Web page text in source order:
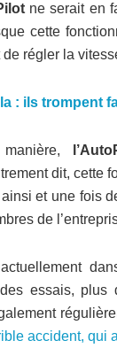
ne serait en
cette
régler la
: ils trompent
dit, cette
et une fois
de
actuellement
essais, plus
accident, qui